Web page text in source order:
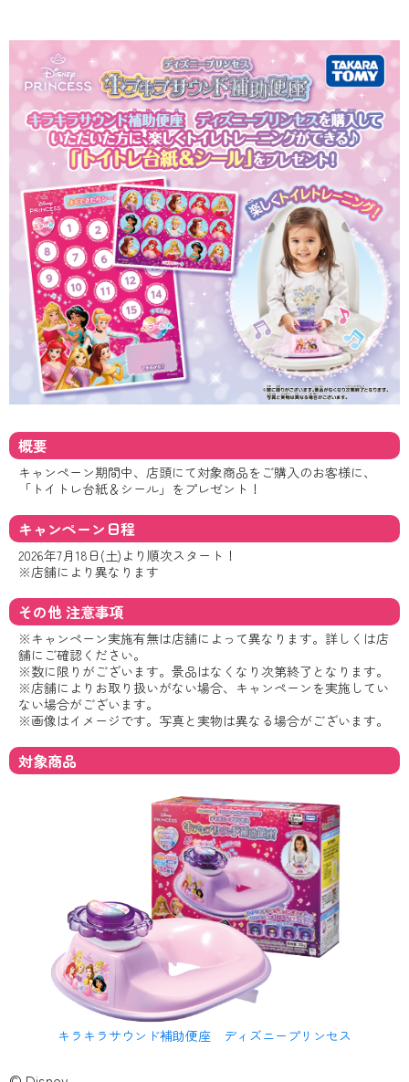
概要
キャンペーン期間中、店頭にて対象商品をご購入のお客様に、
「トイトレ台紙＆シール」をプレゼント！
キャンペーン日程
2026年7月18日(土)より順次スタート！
※店舗により異なります
その他 注意事項
※キャンペーン実施有無は店舗によって異なります。詳しくは店
舗にご確認ください。
※数に限りがございます。景品はなくなり次第終了となります。
※店舗によりお取り扱いがない場合、キャンペーンを実施してい
ない場合がございます。
※画像はイメージです。写真と実物は異なる場合がございます。
対象商品
キラキラサウンド補助便座 ディズニープリンセス